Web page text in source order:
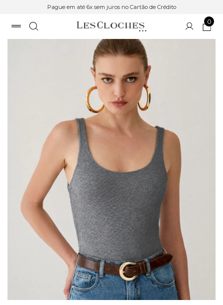
Pague em até 6x sem juros no Cartão de Crédito
0